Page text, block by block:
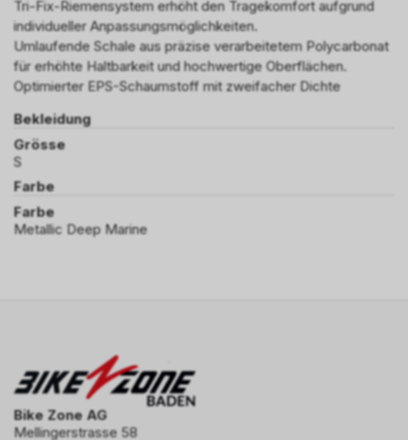
Tri-Fix-Riemensystem erhöht den Tragekomfort aufgrund
individueller Anpassungsmöglichkeiten.
Umlaufende Schale aus präzise verarbeitetem Polycarbonat
für erhöhte Haltbarkeit und hochwertige Oberflächen.
Optimierter EPS-Schaumstoff mit zweifacher Dichte
Bekleidung
Grösse
S
Farbe
Farbe
Metallic Deep Marine
Bike Zone AG
Mellingerstrasse 58